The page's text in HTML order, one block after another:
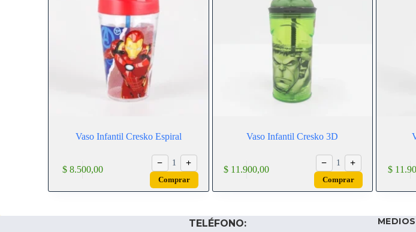
Vaso Infantil Cresko Espiral
$8.500,00
− 1 +
Comprar
Vaso Infantil Cresko 3D
$ 11.900,00
− 1 +
Comprar
$
TELÉFONO: